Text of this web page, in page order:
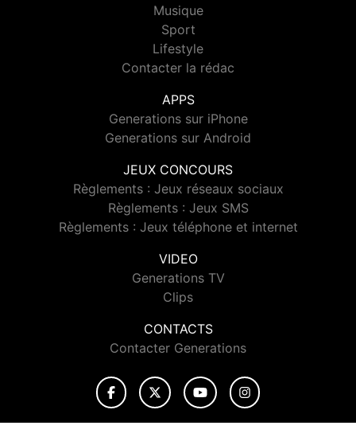
Musique
Sport
Lifestyle
Contacter la rédac
APPS
Generations sur iPhone
Generations sur Android
JEUX CONCOURS
Règlements : Jeux réseaux sociaux
Règlements : Jeux SMS
Règlements : Jeux téléphone et internet
VIDEO
Generations TV
Clips
CONTACTS
Contacter Generations